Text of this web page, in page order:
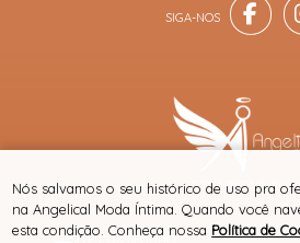
SITE 100% SEGURO
® TODOS DIREITOS RESERVADOS
Nós salvamos o seu histórico de uso pra
na Angelical Moda Íntima. Quando você
esta condição. Conheça nossa Política de